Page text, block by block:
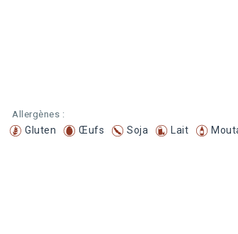
Allergènes :
Gluten Œufs Soja Lait